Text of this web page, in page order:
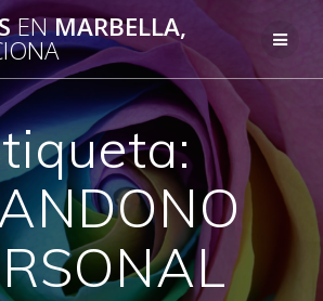
Saltar
al
contenido
ENMARBELLA,